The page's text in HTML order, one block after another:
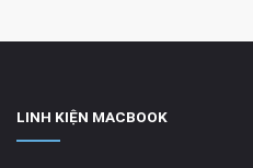
LINH KIỆN MACBOOK